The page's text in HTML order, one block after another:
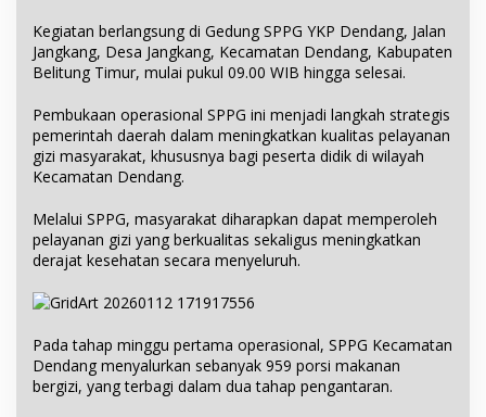
Kegiatan berlangsung di Gedung SPPG YKP Dendang, Jalan
Jangkang, Desa Jangkang, Kecamatan Dendang, Kabupaten
Belitung Timur, mulai pukul 09.00 WIB hingga selesai.
Pembukaan operasional SPPG ini menjadi langkah strategis
pemerintah daerah dalam meningkatkan kualitas pelayanan
gizi masyarakat, khususnya bagi peserta didik di wilayah
Kecamatan Dendang.
Melalui SPPG, masyarakat diharapkan dapat memperoleh
pelayanan gizi yang berkualitas sekaligus meningkatkan
derajat kesehatan secara menyeluruh.
Pada tahap minggu pertama operasional, SPPG Kecamatan
Dendang menyalurkan sebanyak 959 porsi makanan
bergizi, yang terbagi dalam dua tahap pengantaran.